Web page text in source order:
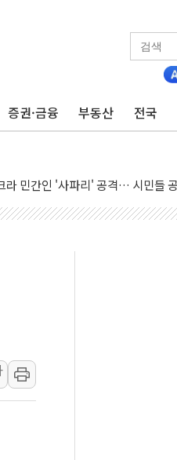
증권·금융 부동산 전국
둔화·호르무즈 재개방 기대에 강세
라 민간인 '사파리' 공격… 시민들
임시 주총 기대감에 홀로 상
중상…대응 1단계 진압 중
손봐야, 경쟁상대 中과 비교해야"
감긴 어선 구조
아닌 무해한 표면 부식 물질"